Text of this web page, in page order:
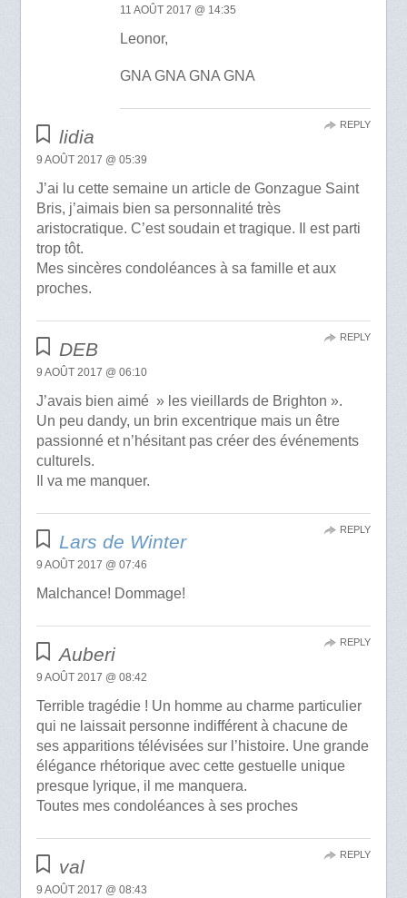
11 AOÛT 2017 @ 14:35
Leonor,
GNA GNA GNA GNA
lidia
9 AOÛT 2017 @ 05:39
J’ai lu cette semaine un article de Gonzague Saint
Bris, j’aimais bien sa personnalité très
aristocratique. C’est soudain et tragique. Il est parti
trop tôt.
Mes sincères condoléances à sa famille et aux
proches.
REPLY
DEB
9 AOÛT 2017 @ 06:10
J’avais bien aimé » les vieillards de Brighton ».
Un peu dandy, un brin excentrique mais un être
passionné et n’hésitant pas créer des événements
culturels.
Il va me manquer.
REPLY
Lars de Winter
9 AOÛT 2017 @ 07:46
Malchance! Dommage!
REPLY
Auberi
9 AOÛT 2017 @ 08:42
Terrible tragédie ! Un homme au charme particulier
qui ne laissait personne indifférent à chacune de
ses apparitions télévisées sur l’histoire. Une grande
élégance rhétorique avec cette gestuelle unique
presque lyrique, il me manquera.
Toutes mes condoléances à ses proches
REPLY
val
9 AOÛT 2017 @ 08:43
REPLY